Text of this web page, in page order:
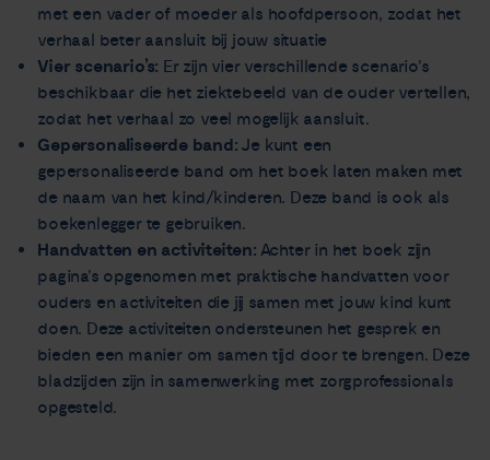
met een vader of moeder als hoofdpersoon, zodat het
verhaal beter aansluit bij jouw situatie
Vier scenario’s: Er zijn vier verschillende scenario’s
beschikbaar die het ziektebeeld van de ouder vertellen,
zodat het verhaal zo veel mogelijk aansluit.
Gepersonaliseerde band: Je kunt een
gepersonaliseerde band om het boek laten maken met
de naam van het kind/kinderen. Deze band is ook als
boekenlegger te gebruiken.
Handvatten en activiteiten: Achter in het boek zijn
pagina’s opgenomen met praktische handvatten voor
ouders en activiteiten die jij samen met jouw kind kunt
doen. Deze activiteiten ondersteunen het gesprek en
bieden een manier om samen tijd door te brengen. Deze
bladzijden zijn in samenwerking met zorgprofessionals
opgesteld.